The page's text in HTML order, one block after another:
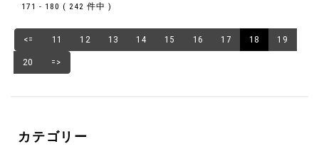
171 - 180 ( 242 件中 )
<= 11 12 13 14 15 16 17 18 19
20 =>
カテゴリー